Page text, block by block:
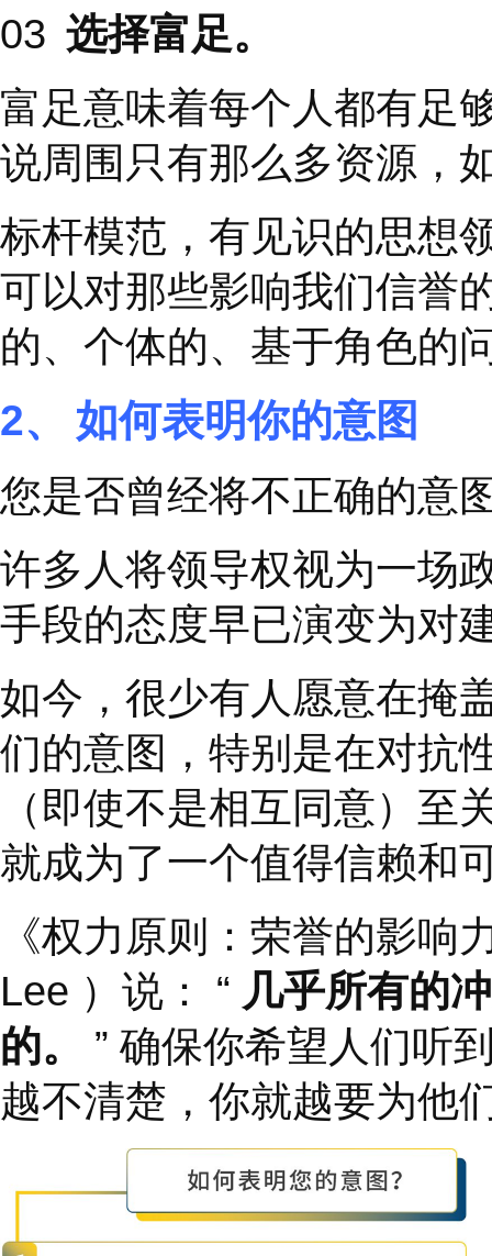
图的不良执行，结果
01 审视并重新定义你
人们倾向于认为我们
02表明你的意图。
它预示着你的行为，
看到你的行为时，他
03 选择富足。
富足意味着每个人都
说周围只有那么多资
标杆模范，有见识的
可以对那些影响我们
的、个体的、基于角
2、如何表明你的意图
您是否曾经将不正确
许多人将领导权视为
手段的态度早已演变